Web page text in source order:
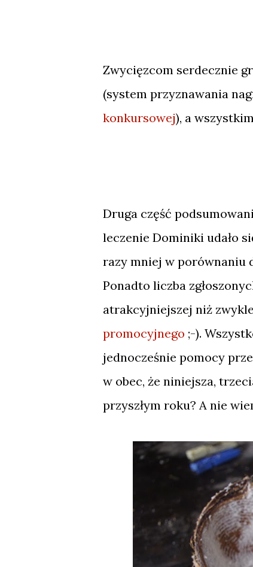
Zwycięzcom serdecznie
(system przyznawania
konkursowej), a
Druga część
leczenie Dominiki udało
razy mniej w porównaniu
Ponadto liczba
atrakcyjniejszej niż
promocyjnego ;-).
jednocześnie pomocy
w obec, że niniejsza,
przyszłym roku? A nie